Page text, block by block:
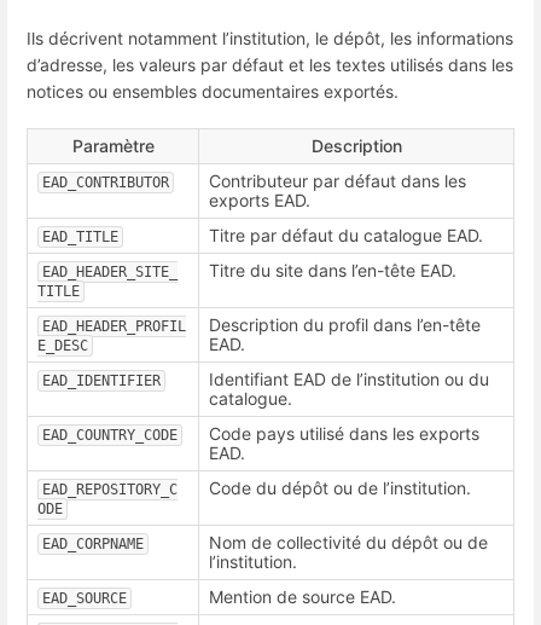
Ils décrivent notamment l’institution, le dépôt, les informations
d’adresse, les valeurs par défaut et les textes utilisés dans les
notices ou ensembles documentaires exportés.
Paramètre Description
EAD_CONTRIBUTOR
Contributeur par défaut dans les
exports EAD.
EAD_TITLE Titre par défaut du catalogue EAD.
EAD_HEADER_SITE_
TITLE
Titre du site dans l’en-tête EAD.
EAD_HEADER_PROFIL
E_DESC
Description du profil dans l’en-tête
EAD.
EAD_IDENTIFIER
Identifiant EAD de l’institution ou du
catalogue.
EAD_COUNTRY_CODE
Code pays utilisé dans les exports
EAD.
EAD_REPOSITORY_C
ODE
Code du dépôt ou de l’institution.
EAD_CORPNAME
Nom de collectivité du dépôt ou de
l’institution.
EAD_SOURCE Mention de source EAD.